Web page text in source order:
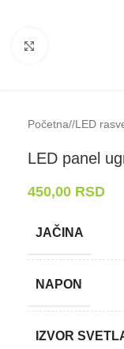
Početna/ LED
LED panel
450,00 RSD
JAČINA
NAPON
IZVOR